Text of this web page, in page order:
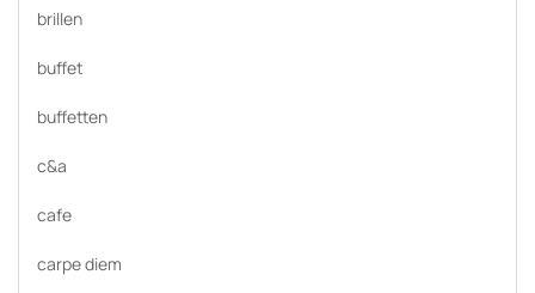
brillen
buffet
buffetten
c&a
cafe
carpe diem